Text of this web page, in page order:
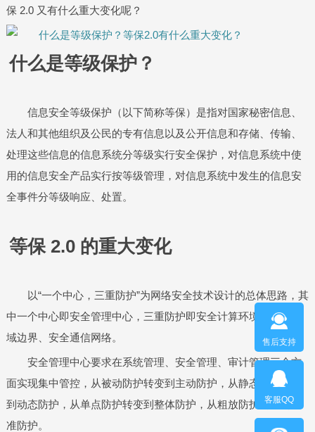
保 2.0 又有什么重大变化呢？
什么是等级保护？
信息安全等级保护（以下简称等保）是指对国家秘密信息、
法人和其他组织及公民的专有信息以及公开信息和存储、传输、
处理这些信息的信息系统分等级实行安全保护，对信息系统中使
用的信息安全产品实行按等级管理，对信息系统中发生的信息安
全事件分等级响应、处置。
等保 2.0 的重大变化
以“一个中心，三重防护”为网络安全技术设计的总体思路，其
中一个中心即安全管理中心，三重防护即安全计算环境、安全区
域边界、安全通信网络。
安全管理中心要求在系统管理、安全管理、审计管理三个方
面实现集中管控，从被动防护转变到主动防护，从静态防护转变
到动态防护，从单点防护转变到整体防护，从粗放防护转变到精
准防护。
售后支持
客服QQ